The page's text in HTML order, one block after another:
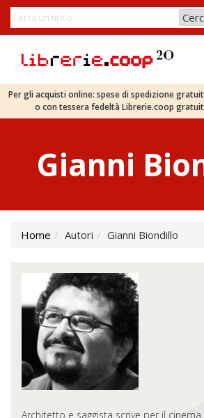
Per gli acquisti online: spese di spedizione
o con tessera fedeltà Librerie.coop
Gianni
Home Autori Gianni Biondillo
Architetto e saggista scrive per il